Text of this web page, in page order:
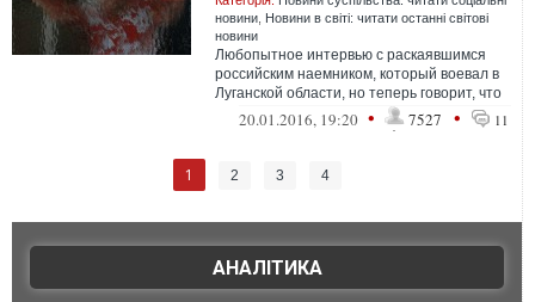
новини Новини в світі: читати останні світові
новини
Любопытное интервью с раскаявшимся
российским наемником, который воевал в
Луганской области, но теперь говорит, что
"убивал братьев", а украинцы насто...
20.01.2016, 19:20 • 7527 • 11
1 2 3 4
АНАЛІТИКА